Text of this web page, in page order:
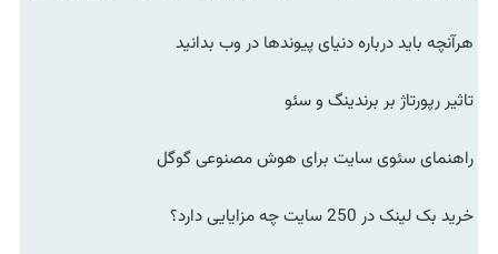
هرآنچه باید درباره دنیای پیوندها در وب بدانید
تاثیر رپورتاژ بر برندینگ و سئو
راهنمای سئوی سایت برای هوش مصنوعی گوگل
خرید بک لینک در 250 سایت چه مزایایی دارد؟